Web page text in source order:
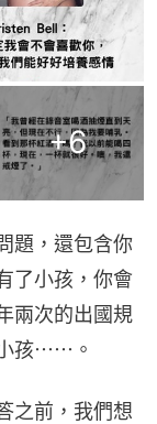
+6
題，還包含你
了小孩，你會
兩次的出國規
孩⋯⋯。
之前，我們想